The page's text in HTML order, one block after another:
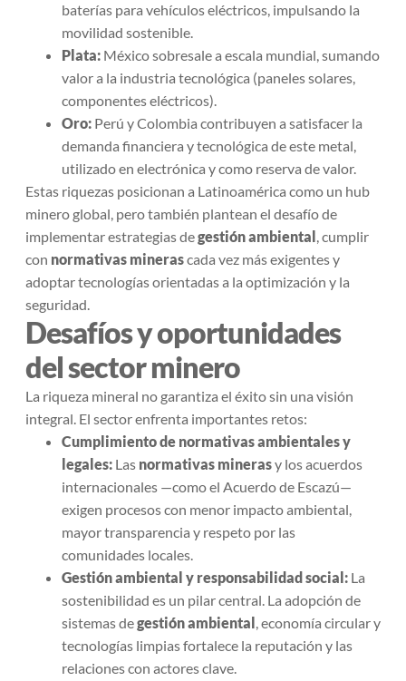
baterías para vehículos eléctricos, impulsando la
movilidad sostenible.
Plata: México sobresale a escala mundial, sumando
valor a la industria tecnológica (paneles solares,
componentes eléctricos).
Oro: Perú y Colombia contribuyen a satisfacer la
demanda financiera y tecnológica de este metal,
utilizado en electrónica y como reserva de valor.
Estas riquezas posicionan a Latinoamérica como un hub
minero global, pero también plantean el desafío de
implementar estrategias degestión ambiental, cumplir
con normativas minerascada vez más exigentes y
adoptar tecnologías orientadas a la optimización y la
seguridad.
Desafíos y oportunidades
del sector minero
La riqueza mineral no garantiza el éxito sin una visión
integral. El sector enfrenta importantes retos:
Cumplimiento de normativas ambientales y
legales: Las normativas minerasy los acuerdos
internacionales —como el Acuerdo de Escazú—
exigen procesos con menor impacto ambiental,
mayor transparencia y respeto por las
comunidades locales.
Gestión ambiental y responsabilidad social: La
sostenibilidad es un pilar central. La adopción de
sistemas degestión ambiental, economía circular y
tecnologías limpias fortalece la reputación y las
relaciones con actores clave.